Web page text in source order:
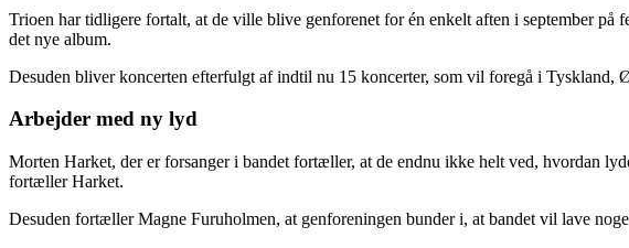
Trioen har tidligere fortalt, at de ville blive genforenet for én enkelt aften i september på
det nye album.
Desuden bliver koncerten efterfulgt af indtil nu 15 koncerter, som vil foregå i Tyskland,
Arbejder med ny lyd
Morten Harket, der er forsanger i bandet fortæller, at de endnu ikke helt ved, hvordan
fortæller Harket.
Desuden fortæller Magne Furuholmen, at genforeningen bunder i, at bandet vil lave